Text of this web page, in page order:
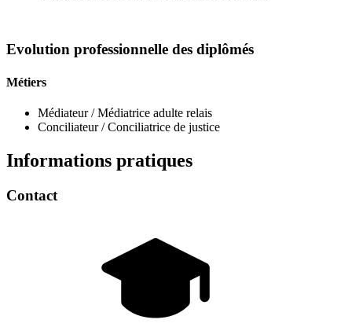
Evolution professionnelle des diplômés
Métiers
Médiateur / Médiatrice adulte relais
Conciliateur / Conciliatrice de justice
Informations pratiques
Contact